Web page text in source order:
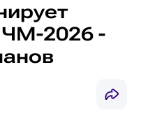
ЧМ-2026 -